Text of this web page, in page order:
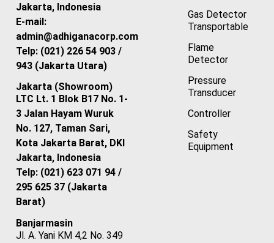
Jakarta, Indonesia
E-mail:
admin@adhiganacorp.com
Telp: (021) 226 54 903 /
943 (Jakarta Utara)
Jakarta (Showroom)
LTC Lt. 1 Blok B17 No. 1-
3 Jalan Hayam Wuruk
No. 127, Taman Sari,
Kota Jakarta Barat, DKI
Jakarta, Indonesia
Telp: (021) 623 071 94 /
295 625 37 (Jakarta
Barat)
Banjarmasin
Jl. A. Yani KM 4,2 No. 349
Gas Detector
Transportable
Flame
Detector
Pressure
Transducer
Controller
Safety
Equipment